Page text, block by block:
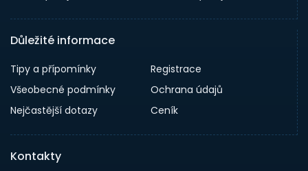
Důležité informace
Tipy a přípomínky
Registrace
Všeobecné podmínky
Ochrana údajů
Nejčastější dotazy
Ceník
Kontakty